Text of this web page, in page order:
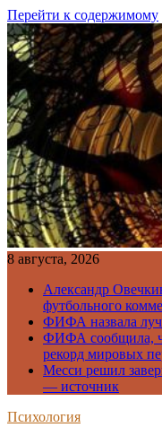
Перейти к содержимому
8 августа, 2026
Александр
футбольного
ФИФА назвала
ФИФА сообщила,
рекорд мировых
Месси решил
— источник
Психология